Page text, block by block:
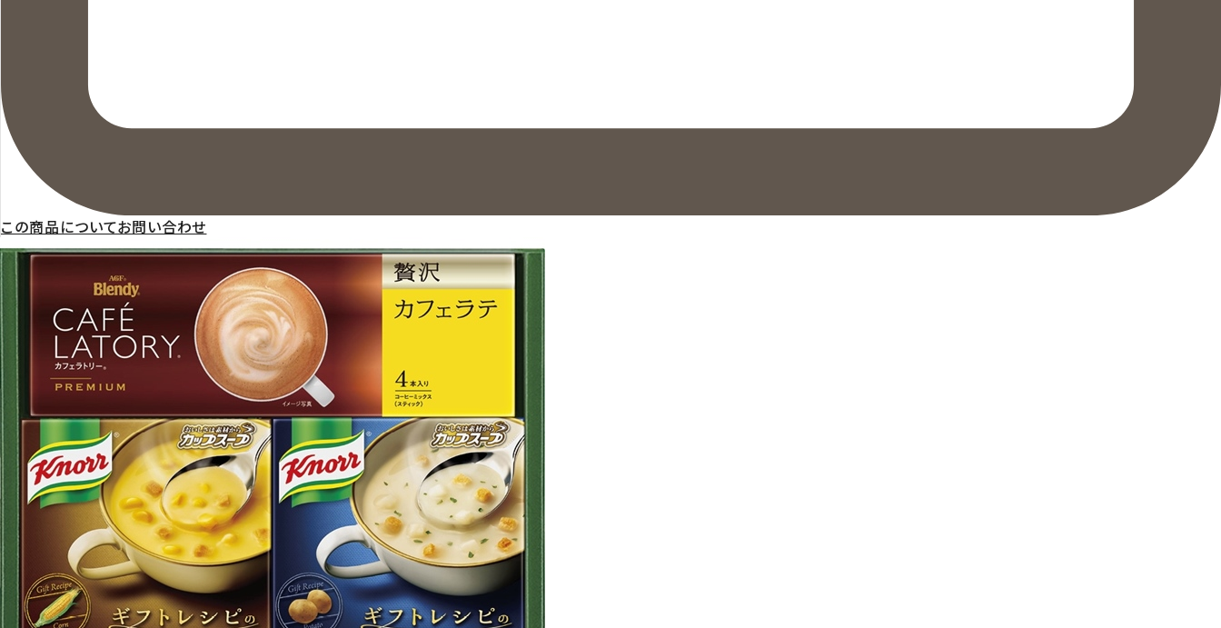
この商品についてお問い合わせ